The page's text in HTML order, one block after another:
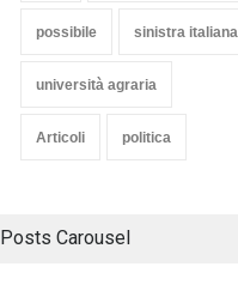
possibile sinistra italiana
università agraria
Articoli politica
Posts Carousel